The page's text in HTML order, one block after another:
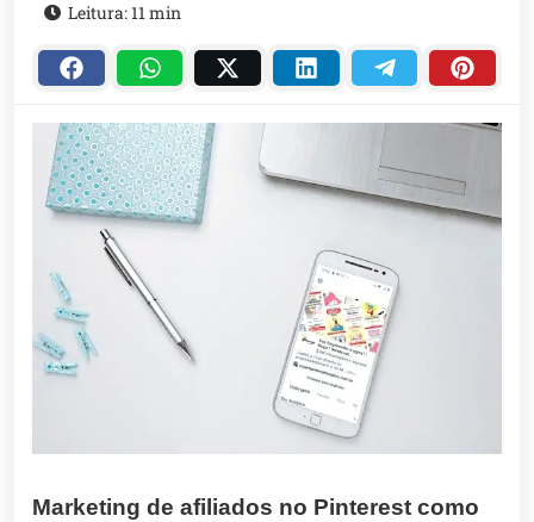
Leitura: 11 min
Marketing de afiliados no Pinterest como